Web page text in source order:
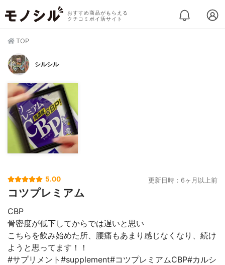
おすすめ商品がもらえる
クチコミポイ活サイト
TOP
シルシル
5.00 更新日時：6ヶ月以上前
コツプレミアム
CBP
骨密度が低下してからでは遅いと思い
こちらを飲み始めた所、腰痛もあまり感じなくなり、続け
ようと思ってます！！
#サプリメント#supplement#コツプレミアムCBP#カルシ